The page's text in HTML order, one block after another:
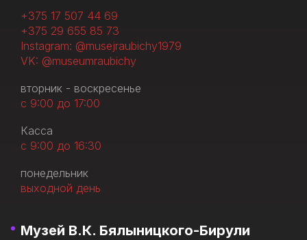
+375 17 507 44 69
+375 29 655 85 73
Instagram: @musejraubichy1979
VK: @museumraubichy
вторник - воскресенье
с 9:00 до 17:00
Касса
с 9:00 до 16:30
понедельник
выходной день
Музей В.К. Бялыницкого-Бирули